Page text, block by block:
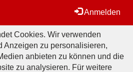
Anmelden
Cookies. Wir verwenden
Anzeigen zu personalisieren,
anbieten zu können und die
zu analysieren. Für weitere